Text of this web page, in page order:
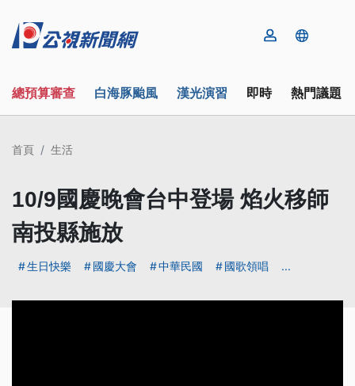
總預算審查 白海豚颱風 漢光演習 即時 熱門議題
首頁 生活
10/9國慶晚會台中登場 焰火移師
南投縣施放
生日快樂 國慶大會 中華民國 國歌領唱 ...